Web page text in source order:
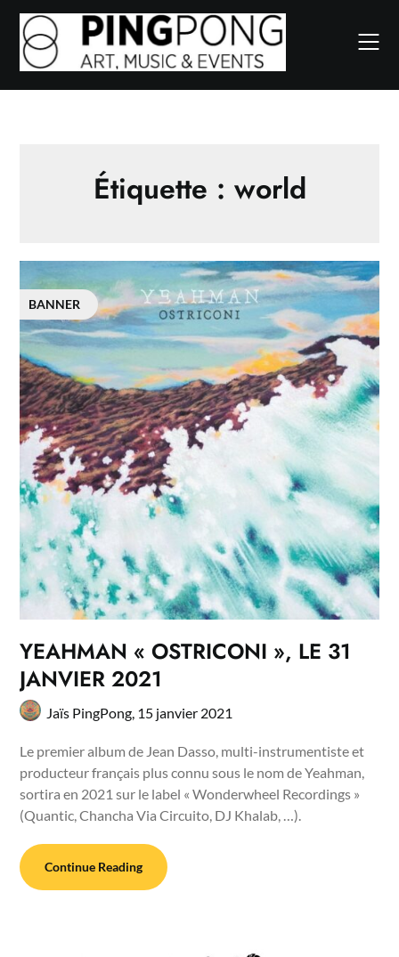
Skip
content
Étiquette : world
BANNER
YEAHMAN « OSTRICONI », LE 31
JANVIER 2021
Jaïs PingPong, 15 janvier 2021
Le premier album de Jean Dasso, multi-instrumentiste et
producteur français plus connu sous le nom de Yeahman,
sortira en 2021 sur le label « Wonderwheel Recordings »
(Quantic, Chancha Via Circuito, DJ Khalab, …).
Continue Reading